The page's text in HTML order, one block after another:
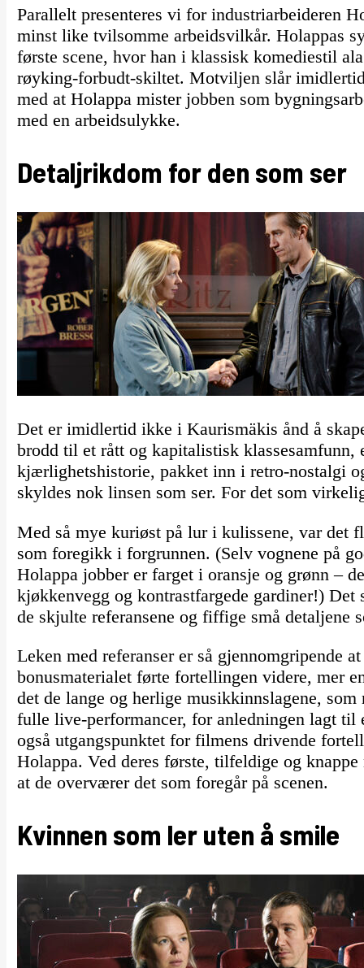
Parallelt presenteres vi for industriarbeideren
minst like tvilsomme arbeidsvilkår. Holappas
første scene, hvor han i klassisk komediestil
røyking-forbudt-skiltet. Motviljen slår
med at Holappa mister jobben som
med en arbeidsulykke.
Detaljrikdom for den som ser
Det er imidlertid ikke i Kaurismäkis ånd å
brodd til et rått og kapitalistisk klassesamfunn,
kjærlighetshistorie, pakket inn i retro-nostalgi
skyldes nok linsen som ser. For det som
Med så mye kuriøst på lur i kulissene, var det
som foregikk i forgrunnen. (Selv vognene på
Holappa jobber er farget i oransje og grønn –
kjøkkenvegg og kontrastfargede gardiner!)
de skjulte referansene og fiffige små detaljene
Leken med referanser er så gjennomgripende
bonusmaterialet førte fortellingen videre, mer
det de lange og herlige musikkinnslagene,
fulle live-performancer, for anledningen lagt til
også utgangspunktet for filmens drivende
Holappa. Ved deres første, tilfeldige og
at de overværer det som foregår på scenen.
Kvinnen som ler uten å smile